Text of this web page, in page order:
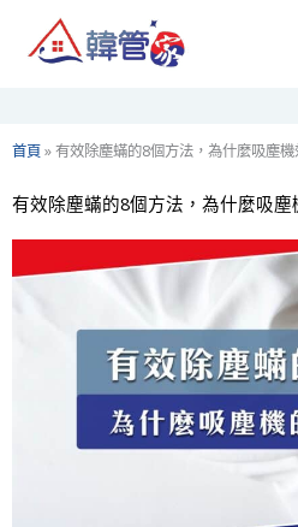
首頁»有效除塵蟎的8個方法，為什麼吸塵機
有效除塵蟎的8個方法，為什麼吸塵